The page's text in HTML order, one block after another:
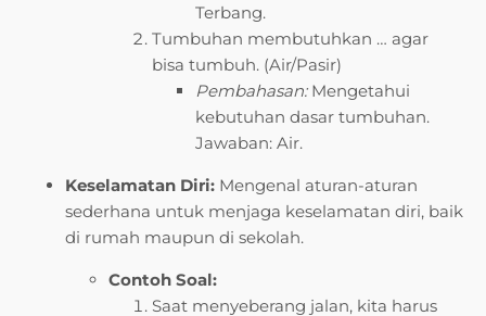
Terbang.
Tumbuhan membutuhkan … agar
bisa tumbuh. (Air/Pasir)
Pembahasan:Mengetahui
kebutuhan dasar tumbuhan.
Jawaban: Air.
Keselamatan Diri: Mengenal aturan-aturan
sederhana untuk menjaga keselamatan diri, baik
di rumah maupun di sekolah.
Contoh Soal:
Saat menyeberang jalan, kita harus